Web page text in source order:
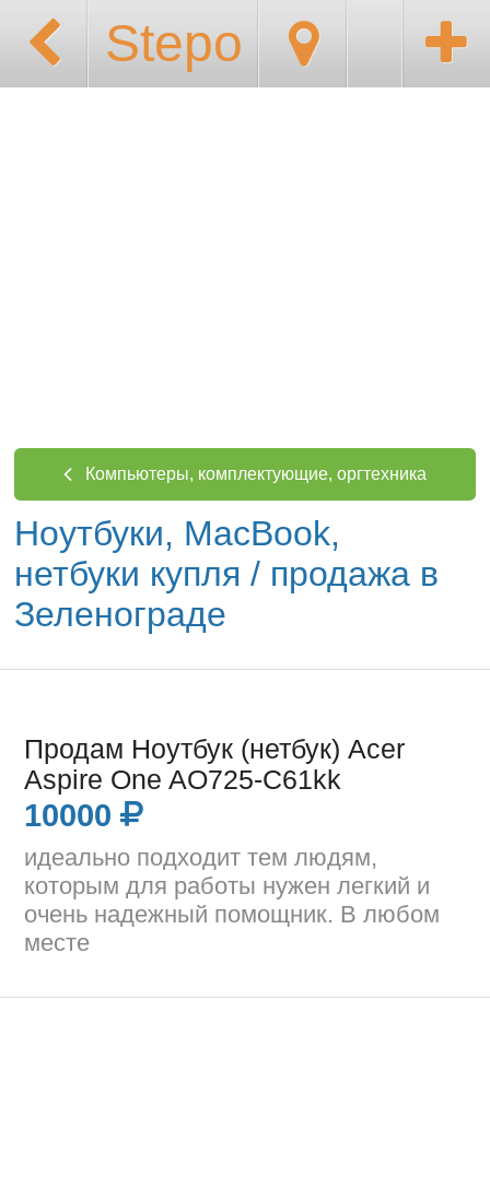
Stepo
Компьютеры, комплектующие, оргтехника
Ноутбуки, MacBook,
нетбуки купля / продажа в
Зеленограде
Продам Ноутбук (нетбук) Acer
Aspire One AO725-C61kk
10000
идеально подходит тем людям,
которым для работы нужен легкий и
очень надежный помощник. В любом
месте